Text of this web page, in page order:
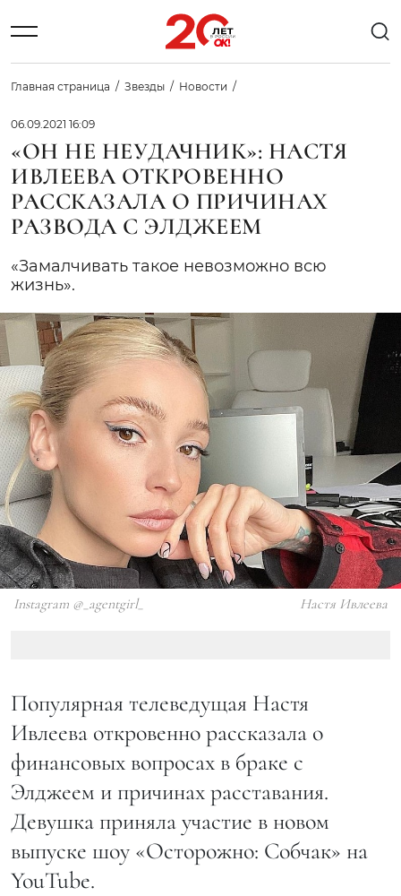
Главная страница Звезды Новости
06.09.2021 16:09
«ОН НЕ НЕУДАЧНИК»: НАСТЯ
ИВЛЕЕВА ОТКРОВЕННО
РАССКАЗАЛА О ПРИЧИНАХ
РАЗВОДА С ЭЛДЖЕЕМ
«Замалчивать такое невозможно всю
жизнь».
Instagram @_agentgirl_ Настя Ивлеева
Популярная телеведущая Настя
Ивлеева откровенно рассказала о
финансовых вопросах в браке с
Элджеем и причинах расставания.
Девушка приняла участие в новом
выпуске шоу «Осторожно: Собчак» на
YouTube.